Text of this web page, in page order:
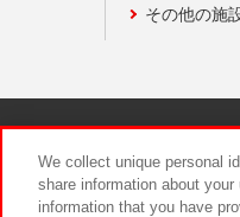
その他の施
We collect unique personal
share information about
information that you have